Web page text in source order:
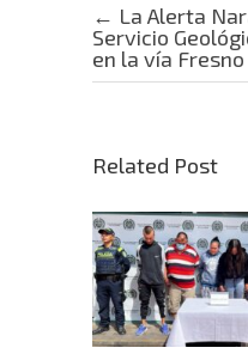
Post navigation
← La Alerta
Servicio
en la vía
Related Post